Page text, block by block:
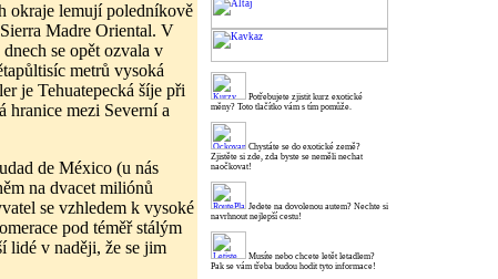
okraje lemují poledníkově
Madre Oriental. V
se opět ozvala v
metrů vysoká
je Tehuatepecká šíje při
hranice mezi Severní a
de México (u nás
na dvacet miliónů
se vzhledem k vysoké
pod téměř stálým
lidé v naději, že se jim
Potřebujete zjistit kurz exotické
měny? Toto tlačítko vám s tím pomůže.
Chystáte se do exotické země?
Zjistěte si zde, zda byste se neměli nechat
naočkovat!
Jedete na dovolenou autem? Nechte si
navrhnout nejlepší cestu!
Musíte nebo chcete letět letadlem?
Pak se vám třeba budou hodit tyto informace!